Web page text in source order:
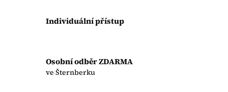
Individuální přístup
Osobní odběr ZDARMA
ve Šternberku